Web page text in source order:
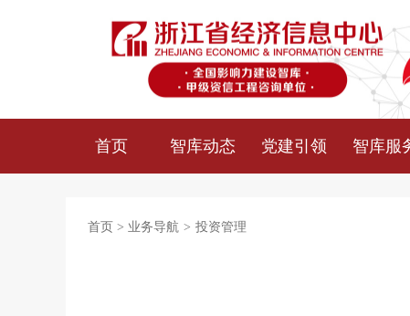
首页 智库动态 党建引领 智库服
首页 > 业务导航 > 投资管理